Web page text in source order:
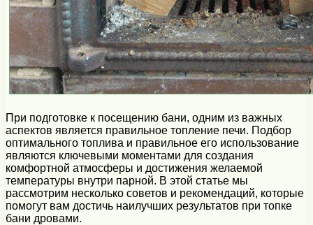
При подготовке к посещению бани, одним из важных
аспектов является правильное топление печи. Подбор
оптимального топлива и правильное его использование
являются ключевыми моментами для создания
комфортной атмосферы и достижения желаемой
температуры внутри парной. В этой статье мы
рассмотрим несколько советов и рекомендаций, которые
помогут вам достичь наилучших результатов при топке
бани дровами.